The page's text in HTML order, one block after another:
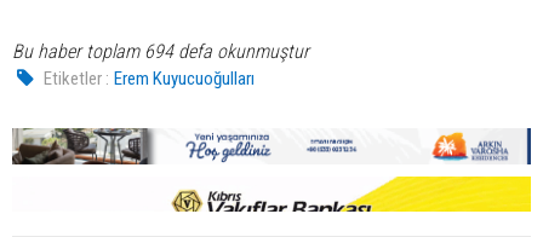
Bu haber toplam 694 defa okunmuştur
Etiketler : Erem Kuyucuoğulları